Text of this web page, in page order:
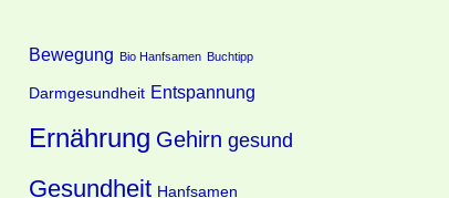
Bewegung Bio Hanfsamen Buchtipp
Darmgesundheit Entspannung
Ernährung Gehirn gesund
Gesundheit Hanfsamen